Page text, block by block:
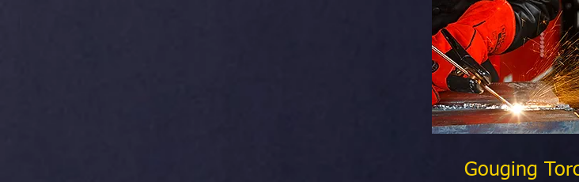
Gouging